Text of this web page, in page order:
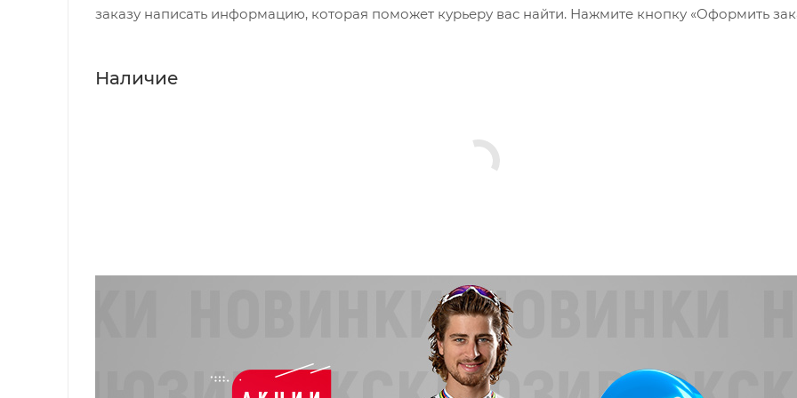
заказу написать информацию, которая поможет курьеру вас найти. Нажмите кнопку «Оформить
Наличие